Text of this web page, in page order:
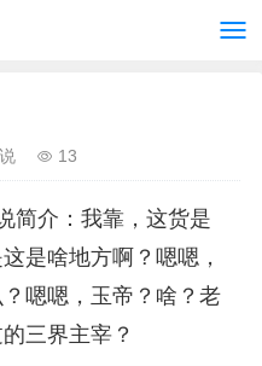
13
简介：我靠，这货是
是啥地方啊？嗯嗯，
嗯嗯，玉帝？啥？老
三界主宰？